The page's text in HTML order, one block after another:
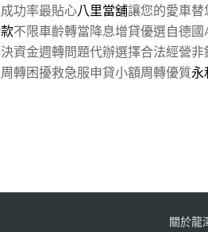
功率最貼心八里當舖讓您的愛車
不限車齡轉當降息增貸優選自德
資金週轉問題代辦選擇合法經營
轉困擾救急服申貸小額周轉優質永
關於龍